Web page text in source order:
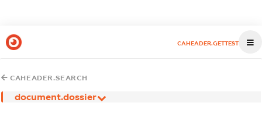
CAHEADER.GETTEST
CAHEADER.SEARCH
document.dossier